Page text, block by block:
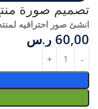
تصميم صورة
انشئ صور احترافيه
60,00 ر.س